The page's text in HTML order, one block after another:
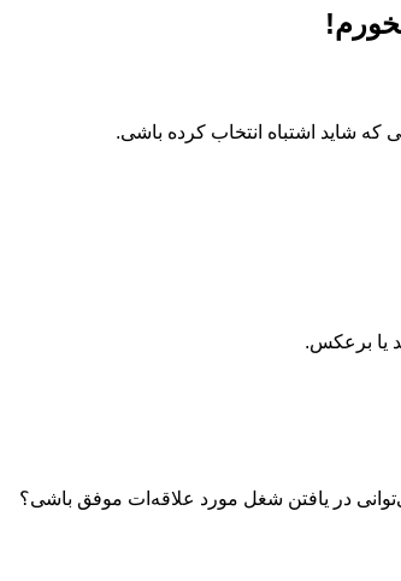
شاید اشتباه انتخاب کرده باشی.
یا برعکس.
در یافتن شغل مورد علاقه‌ات موفق باشی؟